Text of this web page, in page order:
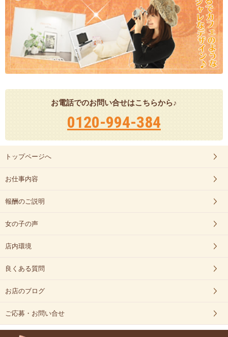
お電話でのお問い合せはこちらから♪
0120-994-384
トップページへ
お仕事内容
報酬のご説明
女の子の声
店内環境
良くある質問
お店のブログ
ご応募・お問い合せ